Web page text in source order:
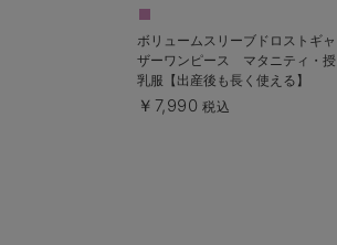
ボリュームスリーブドロストギャ
ザーワンピース マタニティ・授
乳服【出産後も長く使える】
￥7,990 税込